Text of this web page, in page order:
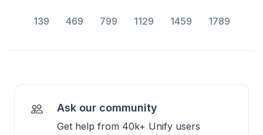
139 469 799 1129 1459 1789
Ask our community
Get help from 40k+ Unify users